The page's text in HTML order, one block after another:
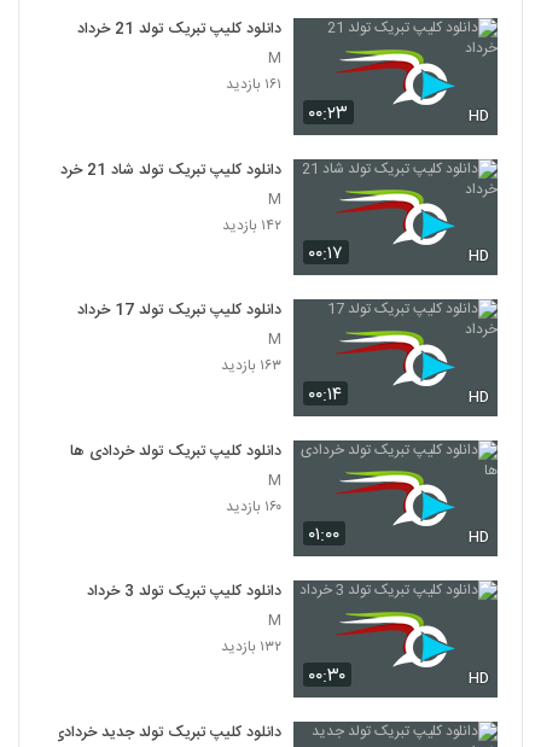
۰۰:۲۳ HD
دانلود کلیپ تبریک تولد 21 خرداد
M
۱۶۱ بازدید
۰۰:۱۷ HD
دانلود کلیپ تبریک تولد شاد 21 خرداد
M
۱۴۲ بازدید
۰۰:۱۴ HD
دانلود کلیپ تبریک تولد 17 خرداد
M
۱۶۳ بازدید
۰۱:۰۰ HD
دانلود کلیپ تبریک تولد خردادی ها
M
۱۶۰ بازدید
۰۰:۳۰ HD
دانلود کلیپ تبریک تولد 3 خرداد
M
۱۳۲ بازدید
دانلود کلیپ تبریک تولد جدید خردادی